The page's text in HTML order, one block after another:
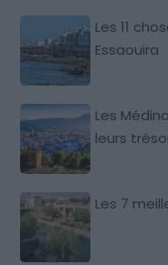
Les 11
Essaouira
Les
leurs
Les 7